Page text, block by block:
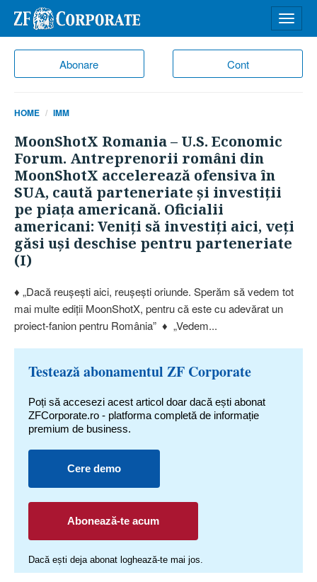
Abonare Cont
meniu
HOME IMM
MoonShotX Romania – U.S. Economic
Forum. Antreprenorii români din
MoonShotX accelerează ofensiva în
SUA, caută parteneriate şi investiţii
pe piaţa americană. Oficialii
americani: Veniţi să investiţi aici, veţi
găsi uşi deschise pentru parteneriate
(I)
♦ „Dacă reuşeşti aici, reuşeşti oriunde. Sperăm să vedem tot
mai multe ediţii MoonShotX, pentru că este cu adevărat un
proiect-fanion pentru România” ♦ „Vedem...
Testează abonamentul ZF Corporate
Poți să accesezi acest articol doar dacă ești abonat
ZFCorporate.ro - platforma completă de informație
premium de business.
Cere demo
Abonează-te acum
Dacă ești deja abonat loghează-te mai jos.